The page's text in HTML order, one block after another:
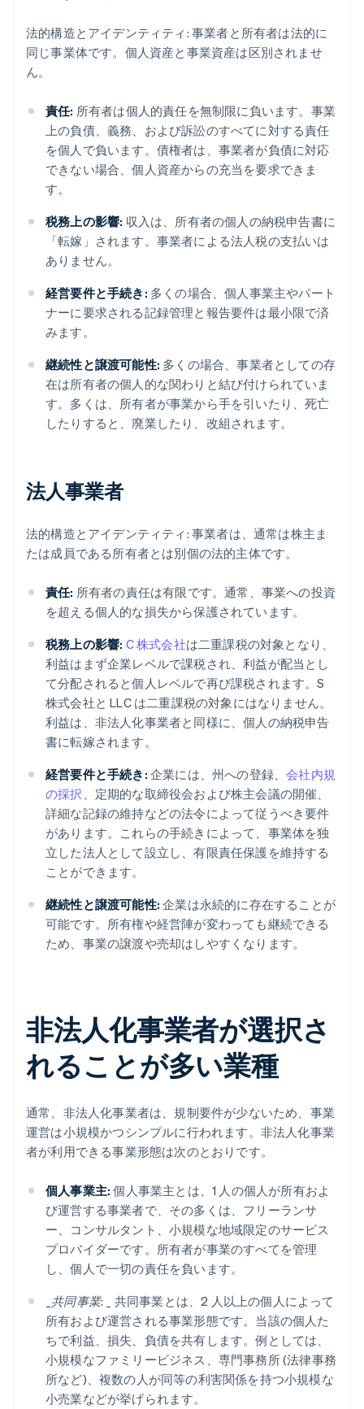
法的構造とアイデンティティ: 事業者と所有者は法的に
同じ事業体です。個人資産と事業資産は区別されませ
ん。
責任: 所有者は個人的責任を無制限に負います。事業
上の負債、義務、および訴訟のすべてに対する責任
を個人で負います。債権者は、事業者が負債に対応
できない場合、個人資産からの充当を要求できま
す。
税務上の影響: 収入は、所有者の個人の納税申告書に
「転嫁」されます。事業者による法人税の支払いは
ありません。
経営要件と手続き: 多くの場合、個人事業主やパート
ナーに要求される記録管理と報告要件は最小限で済
みます。
継続性と譲渡可能性: 多くの場合、事業者としての存
在は所有者の個人的な関わりと結び付けられていま
す。多くは、所有者が事業から手を引いたり、死亡
したりすると、廃業したり、改組されます。
法人事業者
法的構造とアイデンティティ: 事業者は、通常は株主ま
たは成員である所有者とは別個の法的主体です。
責任: 所有者の責任は有限です。通常、事業への投資
を超える個人的な損失から保護されています。
税務上の影響: C 株式会社は二重課税の対象となり、
利益はまず企業レベルで課税され、利益が配当とし
て分配されると個人レベルで再び課税されます。S
株式会社と LLC は二重課税の対象にはなりません。
利益は、非法人化事業者と同様に、個人の納税申告
書に転嫁されます。
経営要件と手続き: 企業には、州への登録、会社内規
の採択 、定期的な取締役会および株主会議の開催、
詳細な記録の維持などの法令によって従うべき要件
があります。これらの手続きによって、事業体を独
立した法人として設立し、有限責任保護を維持する
ことができます。
継続性と譲渡可能性: 企業は永続的に存在することが
可能です。所有権や経営陣が変わっても継続できる
ため、事業の譲渡や売却はしやすくなります。
非法人化事業者が選択さ
れることが多い業種
通常、非法人化事業者は、規制要件が少ないため、事業
運営は小規模かつシンプルに行われます。非法人化事業
者が利用できる事業形態は次のとおりです。
個人事業主: 個人事業主とは、1 人の個人が所有およ
び運営する事業者で、その多くは、フリーランサ
ー、コンサルタント、小規模な地域限定のサービス
プロバイダーです。所有者が事業のすべてを管理
し、個人で一切の責任を負います。
共同事業: _
共同事業とは、2 人以上の個人によって
所有および運営される事業形態です。当該の個人た
ちで利益、損失、負債を共有します。例としては、
小規模なファミリービジネス、専門事務所 (法律事務
所など)、複数の人が同等の利害関係を持つ小規模な
小売業などが挙げられます。